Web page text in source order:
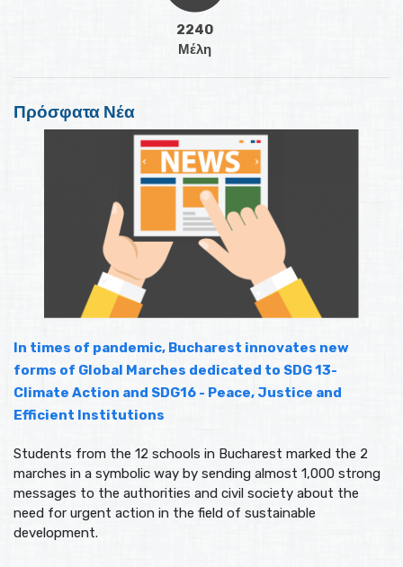
2240
Μέλη
Πρόσφατα Νέα
In times of pandemic, Bucharest innovates new
forms of Global Marches dedicated to SDG 13-
Climate Action and SDG16 - Peace, Justice and
Efficient Institutions
Students from the 12 schools in Bucharest marked the 2
marches in a symbolic way by sending almost 1,000 strong
messages to the authorities and civil society about the
need for urgent action in the field of sustainable
development.